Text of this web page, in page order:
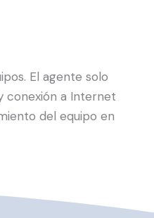
El agente solo
conexión a Internet
del equipo en